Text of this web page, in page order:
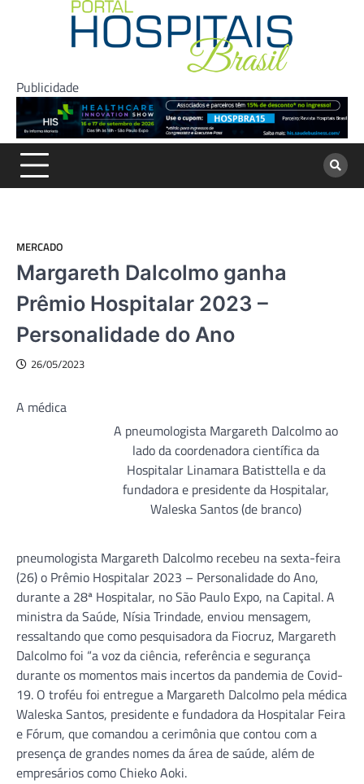
Publicidade
MERCADO
Margareth Dalcolmo ganha
Prêmio Hospitalar 2023 –
Personalidade do Ano
26/05/2023
A pneumologista Margareth Dalcolmo ao
lado da coordenadora científica da
Hospitalar Linamara Batisttella e da
fundadora e presidente da Hospitalar,
Waleska Santos (de branco)
A médica
pneumologista Margareth Dalcolmo recebeu na sexta-feira
(26) o Prêmio Hospitalar 2023 – Personalidade do Ano,
durante a 28ª Hospitalar, no São Paulo Expo, na Capital. A
ministra da Saúde, Nísia Trindade, enviou mensagem,
ressaltando que como pesquisadora da Fiocruz, Margareth
Dalcolmo foi “a voz da ciência, referência e segurança
durante os momentos mais incertos da pandemia de Covid-
19. O troféu foi entregue a Margareth Dalcolmo pela médica
Waleska Santos, presidente e fundadora da Hospitalar Feira
e Fórum, que comandou a cerimônia que contou com a
presença de grandes nomes da área de saúde, além de
empresários como Chieko Aoki.